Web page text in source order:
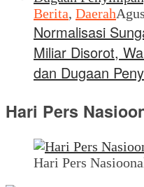
Berita, Daerah
Normalisasi
Miliar Disorot,
dan Dugaan
Hari Pers
Hari Pers